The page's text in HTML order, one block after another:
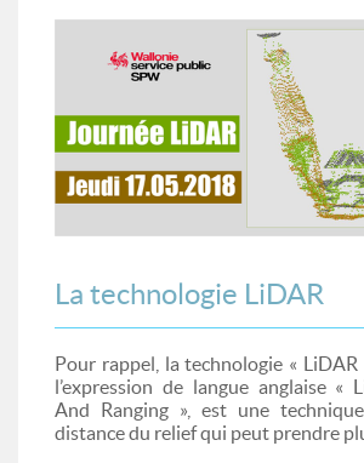
La technologie LiDAR
Pour rappel, la technologie « LiDAR
l’expression de langue anglaise «
And Ranging », est une
distance du relief qui peut prendre